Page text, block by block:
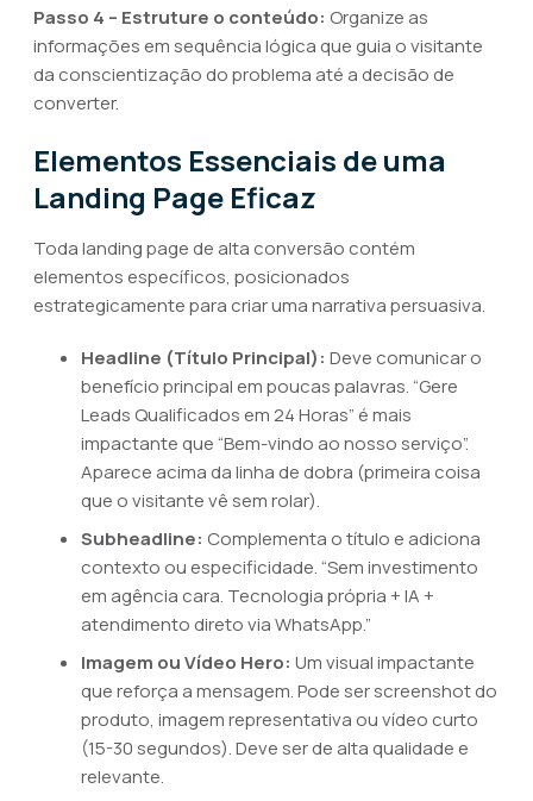
Passo 4 – Estruture o conteúdo: Organize as
informações em sequência lógica que guia o visitante
da conscientização do problema até a decisão de
converter.
Elementos Essenciais de uma
Landing Page Eficaz
Toda landing page de alta conversão contém
elementos específicos, posicionados
estrategicamente para criar uma narrativa persuasiva.
Headline (Título Principal): Deve comunicar o
benefício principal em poucas palavras. “Gere
Leads Qualificados em 24 Horas” é mais
impactante que “Bem-vindo ao nosso serviço”.
Aparece acima da linha de dobra (primeira coisa
que o visitante vê sem rolar).
Subheadline: Complementa o título e adiciona
contexto ou especificidade. “Sem investimento
em agência cara. Tecnologia própria + IA +
atendimento direto via WhatsApp.”
Imagem ou Vídeo Hero: Um visual impactante
que reforça a mensagem. Pode ser screenshot do
produto, imagem representativa ou vídeo curto
(15-30 segundos). Deve ser de alta qualidade e
relevante.